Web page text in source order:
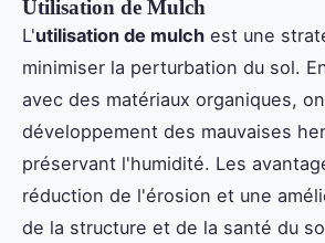
Utilisation de Mulch
L'utilisation de mulch est une
minimiser la perturbation du sol.
avec des matériaux organiques,
développement des mauvaises
préservant l'humidité. Les
réduction de l'érosion et une
de la structure et de la santé du